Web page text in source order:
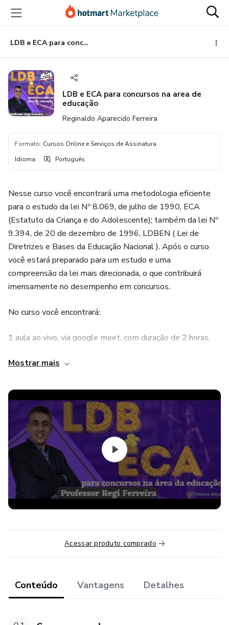
para
conteúdo
principal
para
pagamento
para
rodapé
LDB e ECA para concursos na area de educação
LDB e ECA para concursos na area de
educação
Reginaldo Aparecido Ferreira
Formato: Cursos Online e Serviços de Assinatura
Idioma: Português
Nesse curso você encontrará uma metodologia eficiente
para o estudo da lei Nº 8.069, de julho de 1990, ECA
(Estatuto da Criança e do Adolescente); também da lei Nº
9.394, de 20 de dezembro de 1996, LDBEN ( Lei de
Diretrizes e Bases da Educação Nacional ). Após o curso
você estará preparado para um estudo e uma
compreensão da lei mais direcionada, o que contribuirá
imensamente no desempenho em concursos.
No curso você encontrará:
1 aula ao vivo, via google meet, com duração de 2 horas,
quiser)
1 aula ao vivo, via google meet, com duração de 2 horas,
sobre LDBEN. (Aula será gravada para assistiir quantas
vezes quiser)
Arquivos em PDF para estudo.
Simulado para treinar.
Com acesso por 12 meses
Mostrar mais
Acessar produto comprado
Conteúdo Vantagens Detalhes